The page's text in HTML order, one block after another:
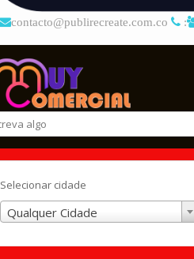
contacto@publirecreate.com.co :
Selecionar cidade
Qualquer Cidade